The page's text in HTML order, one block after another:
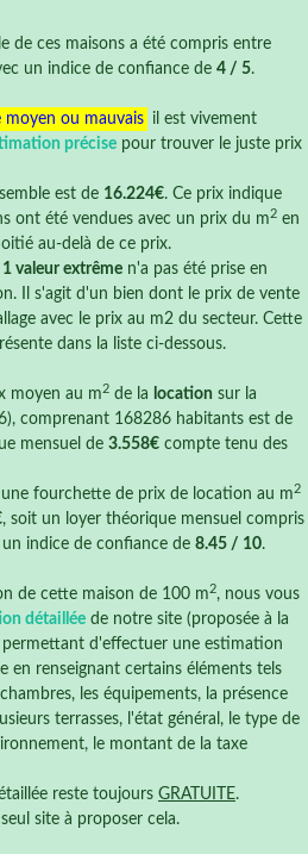
de ces maisons a été compris entre
un indice de confiance de 4 / 5.
moyen ou mauvais il est vivement
précise pour trouver le juste prix
est de 16.224€. Ce prix indique
ont été vendues avec un prix du m 2 en
au-delà de ce prix.
1 valeur extrême n'a pas été prise en
Il s'agit d'un bien dont le prix de vente
avec le prix au m2 du secteur. Cette
dans la liste ci-dessous.
moyen au m 2 de la location sur la
comprenant 168286 habitants est de
mensuel de 3.558€ compte tenu des
une fourchette de prix de location au m 2
, soit un loyer théorique mensuel compris
un indice de confiance de 8.45 / 10.
de cette maison de 100 m 2, nous vous
détaillée de notre site (proposée à la
d'effectuer une estimation
en renseignant certains éléments tels
les équipements, la présence
terrasses, l'état général, le type de
le montant de la taxe
reste toujours GRATUITE.
site à proposer cela.